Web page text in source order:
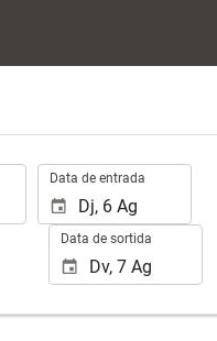
Data de entrada
Data de sortida